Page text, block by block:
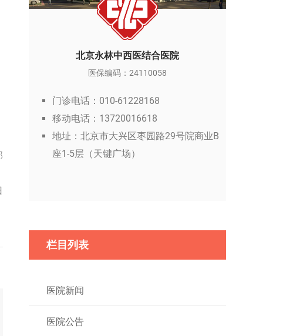
北京永林中西医结合医院
医保编码：24110058
门诊电话：010-61228168
移动电话：13720016618
地址：北京市大兴区枣园路29号院商业B
座1-5层（天键广场）
栏目列表
医院新闻
医院公告